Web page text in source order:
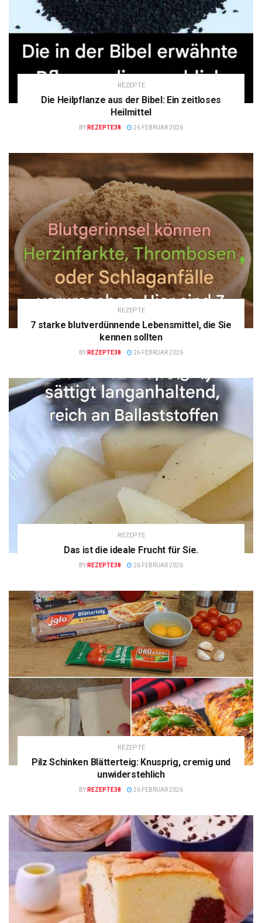
REZEPTE
Die Heilpflanze aus der Bibel: Ein zeitloses
Heilmittel
BY REZEPTE38 26 FEBRUAR 2026
REZEPTE
7 starke blutverdünnende Lebensmittel, die Sie
kennen sollten
BY REZEPTE38 26 FEBRUAR 2026
REZEPTE
Das ist die ideale Frucht für Sie.
BY REZEPTE38 26 FEBRUAR 2026
REZEPTE
Pilz Schinken Blätterteig: Knusprig, cremig und
unwiderstehlich
BY REZEPTE38 26 FEBRUAR 2026